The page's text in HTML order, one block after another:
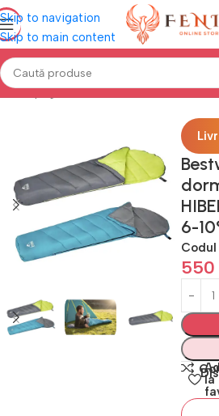
Skip to navigation
Skip to main content
Prima pagină Mobilă TERASĂ &
6-
Codul
550
la